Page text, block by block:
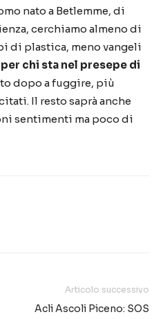
nato a Betlemme, di
cerchiamo almeno di
di plastica, meno vangeli
per chi sta nel presepe di
dopo a fuggire, più
Il resto saprà anche
sentimenti ma poco di
Articolo successivo
Acli Ascoli Piceno: SOS